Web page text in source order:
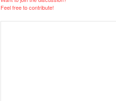
Feel free to contribute!